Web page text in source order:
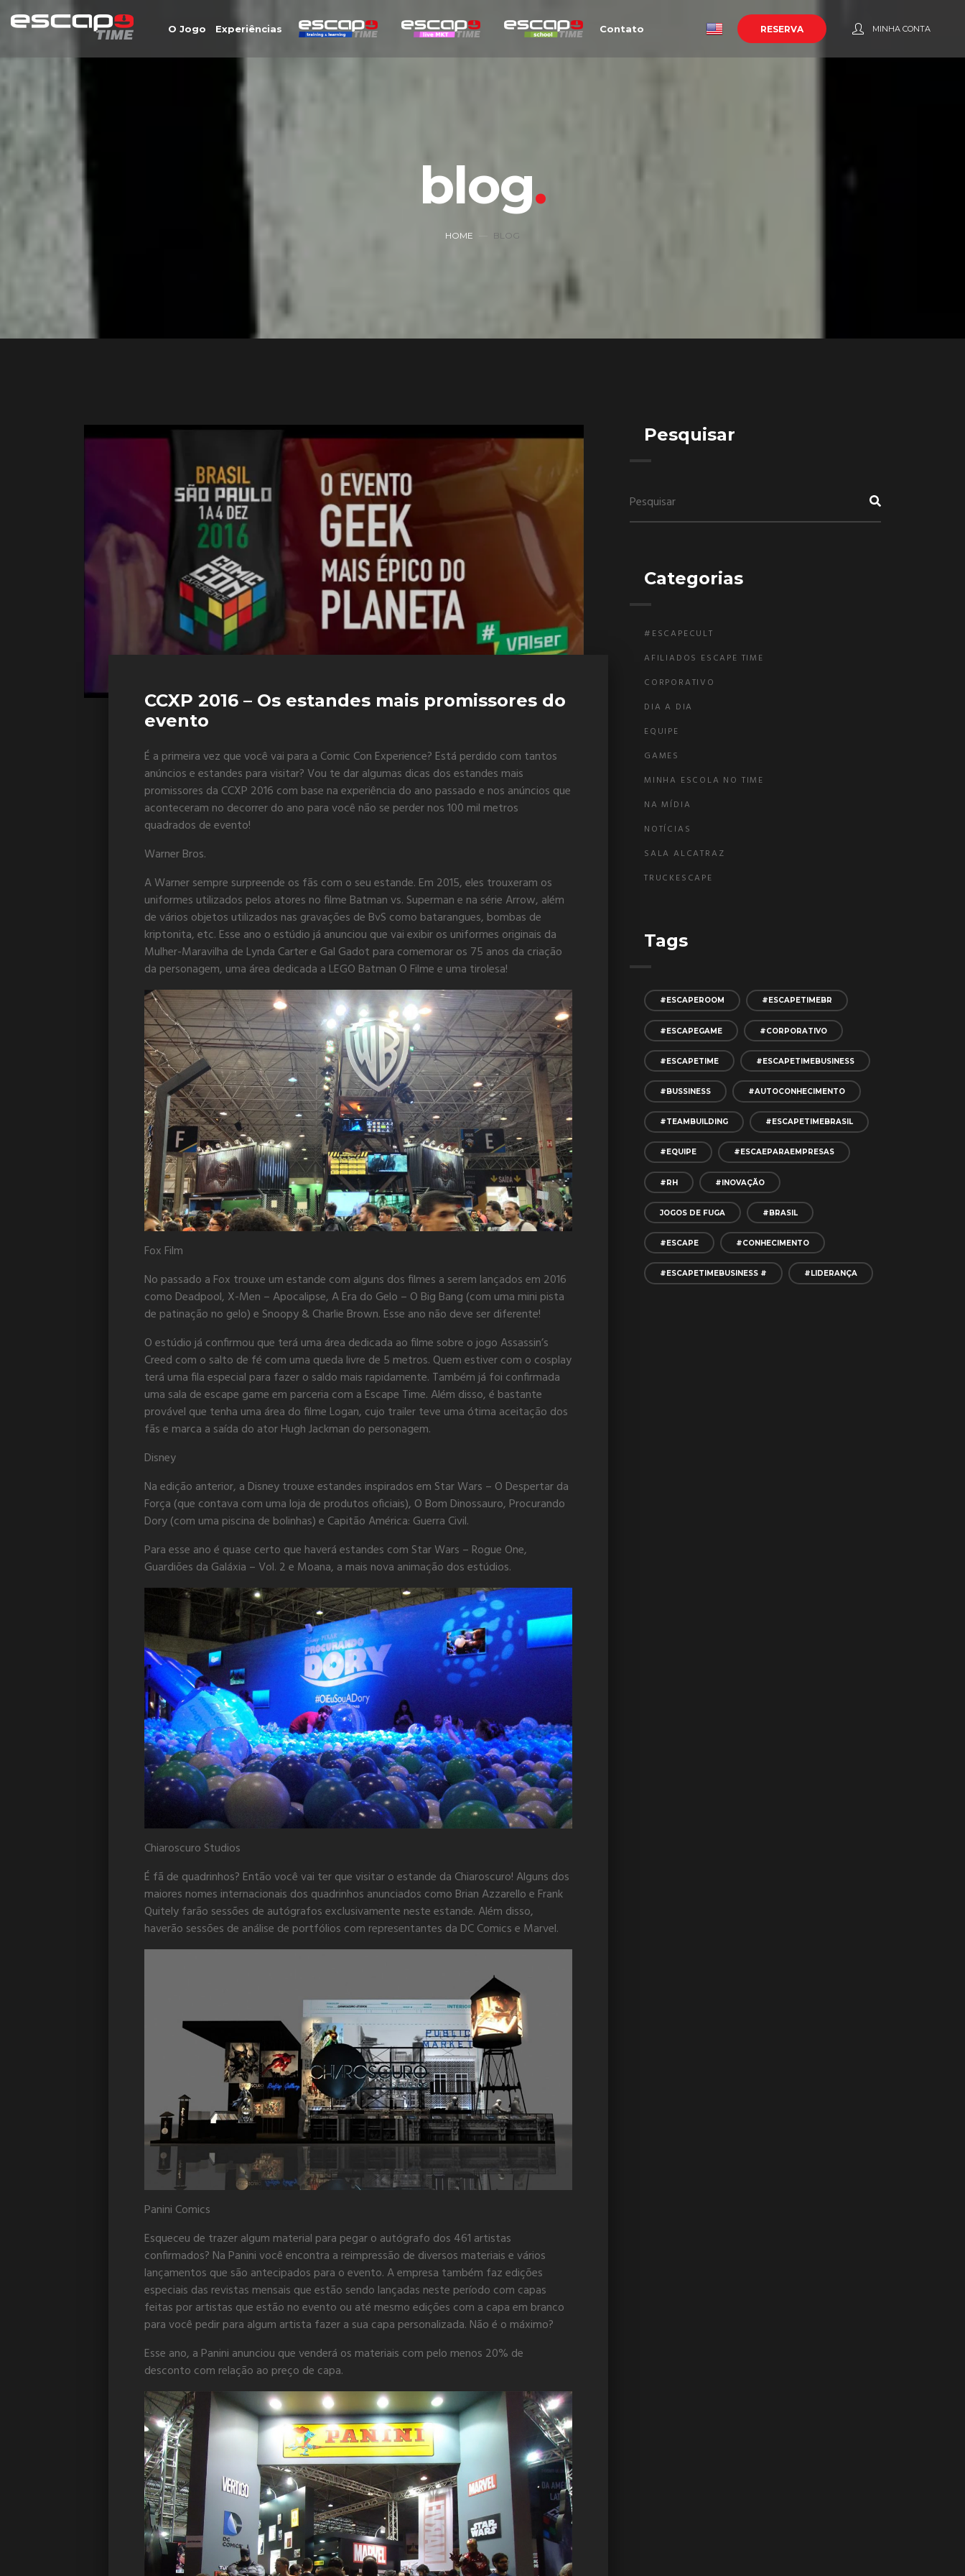
O Jogo Experiências Contato RESERVA MINHA CONTA
blog
HOME BLOG
CCXP 2016 – Os estandes mais promissores do
evento
É a primeira vez que você vai para a Comic Con Experience? Está perdido com tantos
anúncios e estandes para visitar? Vou te dar algumas dicas dos estandes mais
promissores da CCXP 2016 com base na experiência do ano passado e nos anúncios que
aconteceram no decorrer do ano para você não se perder nos 100 mil metros
quadrados de evento!
Warner Bros.
A Warner sempre surpreende os fãs com o seu estande. Em 2015, eles trouxeram os
uniformes utilizados pelos atores no filme Batman vs. Superman e na série Arrow, além
de vários objetos utilizados nas gravações de BvS como batarangues, bombas de
kriptonita, etc. Esse ano o estúdio já anunciou que vai exibir os uniformes originais da
Mulher-Maravilha de Lynda Carter e Gal Gadot para comemorar os 75 anos da criação
da personagem, uma área dedicada a LEGO Batman O Filme e uma tirolesa!
Fox Film
No passado a Fox trouxe um estande com alguns dos filmes a serem lançados em 2016
como Deadpool, X-Men – Apocalipse, A Era do Gelo – O Big Bang (com uma mini pista
de patinação no gelo) e Snoopy & Charlie Brown. Esse ano não deve ser diferente!
O estúdio já confirmou que terá uma área dedicada ao filme sobre o jogo Assassin’s
Creed com o salto de fé com uma queda livre de 5 metros. Quem estiver com o cosplay
terá uma fila especial para fazer o saldo mais rapidamente. Também já foi confirmada
uma sala de escape game em parceria com a Escape Time. Além disso, é bastante
provável que tenha uma área do filme Logan, cujo trailer teve uma ótima aceitação dos
fãs e marca a saída do ator Hugh Jackman do personagem.
Disney
Na edição anterior, a Disney trouxe estandes inspirados em Star Wars – O Despertar da
Força (que contava com uma loja de produtos oficiais), O Bom Dinossauro, Procurando
Dory (com uma piscina de bolinhas) e Capitão América: Guerra Civil.
Para esse ano é quase certo que haverá estandes com Star Wars – Rogue One,
Guardiões da Galáxia – Vol. 2 e Moana, a mais nova animação dos estúdios.
Chiaroscuro Studios
É fã de quadrinhos? Então você vai ter que visitar o estande da Chiaroscuro! Alguns dos
maiores nomes internacionais dos quadrinhos anunciados como Brian Azzarello e Frank
Quitely farão sessões de autógrafos exclusivamente neste estande. Além disso,
haverão sessões de análise de portfólios com representantes da DC Comics e Marvel.
Panini Comics
Esqueceu de trazer algum material para pegar o autógrafo dos 461 artistas
confirmados? Na Panini você encontra a reimpressão de diversos materiais e vários
lançamentos que são antecipados para o evento. A empresa também faz edições
especiais das revistas mensais que estão sendo lançadas neste período com capas
feitas por artistas que estão no evento ou até mesmo edições com a capa em branco
para você pedir para algum artista fazer a sua capa personalizada. Não é o máximo?
Esse ano, a Panini anunciou que venderá os materiais com pelo menos 20% de
desconto com relação ao preço de capa.
Pesquisar
Categorias
#ESCAPECULT
AFILIADOS ESCAPE TIME
CORPORATIVO
DIA A DIA
EQUIPE
GAMES
MINHA ESCOLA NO TIME
NA MÍDIA
NOTÍCIAS
SALA ALCATRAZ
TRUCKESCAPE
Tags
#ESCAPEROOM #ESCAPETIMEBR
#ESCAPEGAME #CORPORATIVO
#ESCAPETIME #ESCAPETIMEBUSINESS
#BUSSINESS #AUTOCONHECIMENTO
#TEAMBUILDING #ESCAPETIMEBRASIL
#EQUIPE #ESCAEPARAEMPRESAS
#RH #INOVAÇÃO
JOGOS DE FUGA #BRASIL
#ESCAPE #CONHECIMENTO
#ESCAPETIMEBUSINESS # #LIDERANÇA